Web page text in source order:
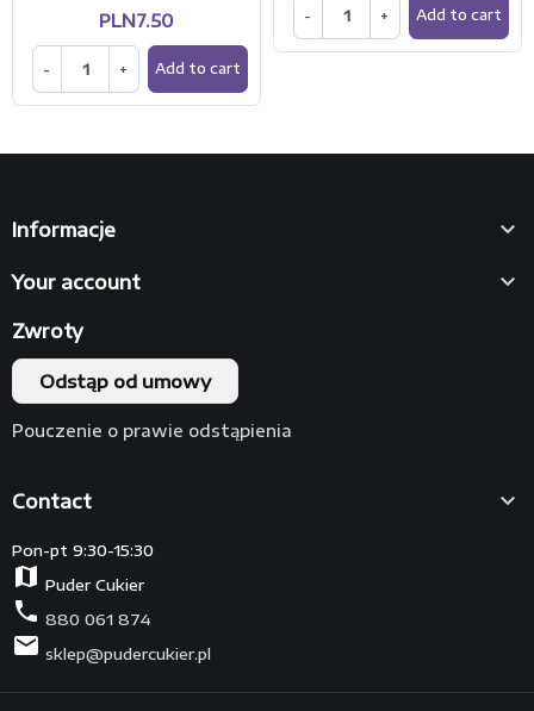
PLN7.50
- + Add to cart
- + Add to cart
Informacje 
Your account 
Contact 
Pon-pt 9:30-15:30
map Puder Cukier
phone 880 061 874
mail sklep@pudercukier.pl
Zwroty
Odstąp od umowy
Pouczenie o prawie odstąpienia